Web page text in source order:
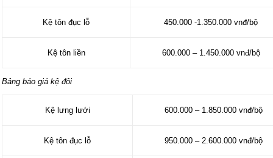
Kệ tôn đục lỗ 450.000 -1.350.000 vnđ/bộ
Kệ tôn liền 600.000 – 1.450.000 vnđ/bộ
Bảng báo giá kệ đôi
Kệ lưng lưới 600.000 – 1.850.000 vnđ/bộ
Kệ tôn đục lỗ 950.000 – 2.600.000 vnđ/bộ